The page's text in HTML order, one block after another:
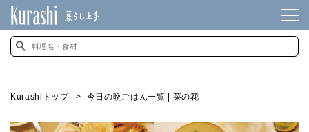
Kurashiトップ 今日の晩ごはん一覧 | 菜の花